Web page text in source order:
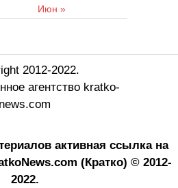
Июн »
2012-2022.
агентство kratko-
news.com
активная ссылка на
(Кратко) © 2012-
2022.